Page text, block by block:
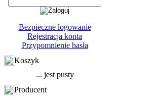
Bezpieczne logowanie
Rejestracja konta
Przypomnienie hasła
Koszyk
... jest pusty
Producent